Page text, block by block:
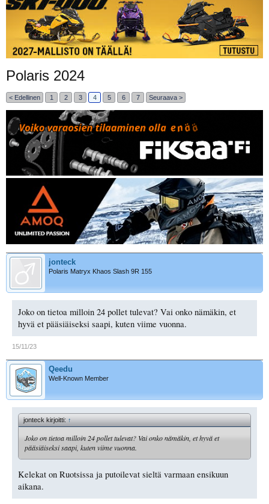
Polaris 2024
< Edellinen 1 2 3 4 5 6 7 Seuraava >
jonteck
Polaris Matryx Khaos Slash 9R 155
Joko on tietoa milloin 24 pollet tulevat? Vai onko nämäkin, et
hyvä et pääsiäiseksi saapi, kuten viime vuonna.
15/11/23
Qeedu
Well-Known Member
jonteck kirjoitti:↑
Joko on tietoa milloin 24 pollet tulevat? Vai onko nämäkin, et hyvä et
pääsiäiseksi saapi, kuten viime vuonna.
Kelekat on Ruotsissa ja putoilevat sieltä varmaan ensikuun
aikana.